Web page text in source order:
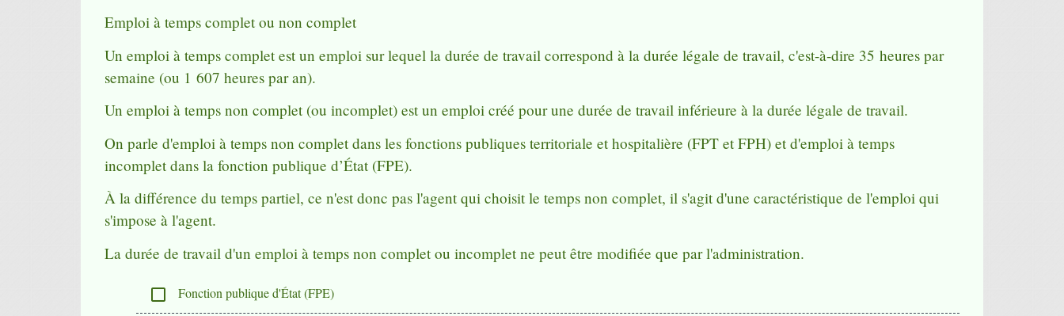
Emploi à temps complet ou non complet
Un emploi à temps complet est un emploi sur lequel la durée de travail correspond à la durée légale de travail, c'est-à-dire 35 heures par
semaine (ou 1 607 heures par an).
Un emploi à temps non complet (ou incomplet) est un emploi créé pour une durée de travail inférieure à la durée légale de travail.
On parle d'emploi à temps non complet dans les fonctions publiques territoriale et hospitalière (FPT et FPH) et d'emploi à temps
incomplet dans la fonction publique d’État (FPE).
À la différence du temps partiel, ce n'est donc pas l'agent qui choisit le temps non complet, il s'agit d'une caractéristique de l'emploi qui
s'impose à l'agent.
La durée de travail d'un emploi à temps non complet ou incomplet ne peut être modifiée que par l'administration.
check_box_outline_blank Fonction publique d'État (FPE)